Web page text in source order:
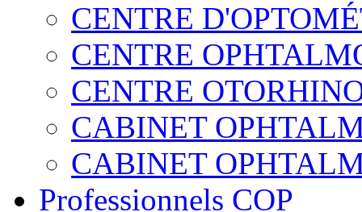
CENTRE
CENTRE
CENTRE
CABINET
CABINET
Professionnels COP